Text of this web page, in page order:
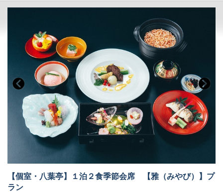
◎セルフサービス式ドリンクコーナーあり《7：00～23：00》
※アルコールは《18：00～20：00》お1人様1杯まで
【領収書ポリシー】
◎領収・明細書には部屋番号と支払項目が記載されます。
◎事前決済、後日請求などの場合は領収書の発行はできません。
【個室・八葉亭】１泊２食季節会席 【雅（みやび）】プ
ラン